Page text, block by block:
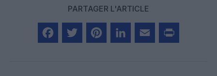
PARTAGER L'ARTICLE